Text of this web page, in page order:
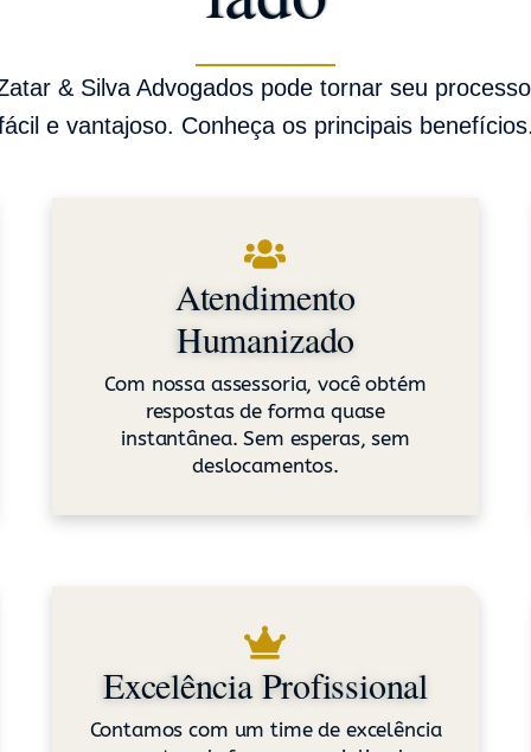
& Silva Advogados pode tornar seu
e vantajoso. Conheça os principais benefícios.
Atendimento
Humanizado
Com nossa assessoria, você obtém
respostas de forma quase
instantânea. Sem esperas, sem
deslocamentos.
Excelência Profissional
Contamos com um time de excelência